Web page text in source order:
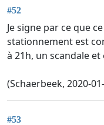
#52
Je signe par ce que
stationnement est
à 21h, un scandale
(Schaerbeek, 2020-
#53